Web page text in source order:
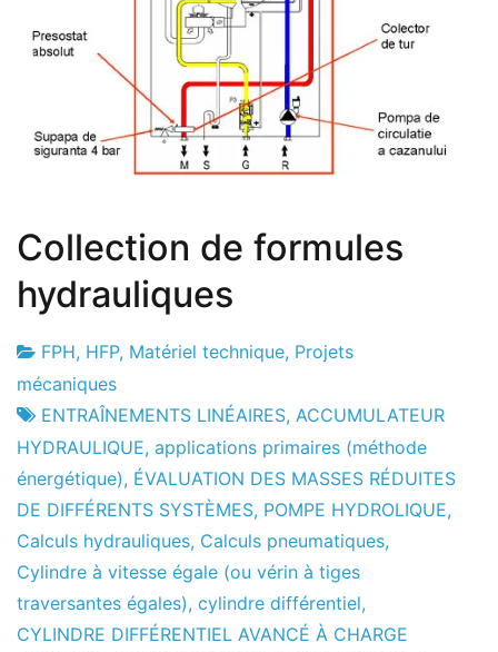
Collection de formules
hydrauliques
Usine
de
projets
16
le
mois
d'avril
le
2010
FPH, HFP, Matériel technique, Projets
mécaniques
ENTRAÎNEMENTS LINÉAIRES, ACCUMULATEUR
HYDRAULIQUE, applications primaires (méthode
énergétique), ÉVALUATION DES MASSES RÉDUITES
DE DIFFÉRENTS SYSTÈMES, POMPE HYDROLIQUE,
Calculs hydrauliques, Calculs pneumatiques,
Cylindre à vitesse égale (ou vérin à tiges
traversantes égales), cylindre différentiel,
CYLINDRE DIFFÉRENTIEL AVANCÉ À CHARGE